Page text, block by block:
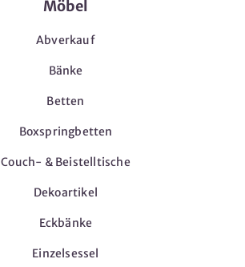
Möbel
Abverkauf
Bänke
Betten
Boxspringbetten
Couch- & Beistelltische
Dekoartikel
Eckbänke
Einzelsessel